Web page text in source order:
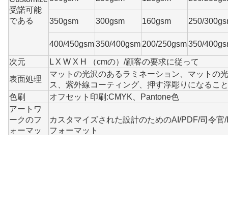
受諾可能
である
350gsm 300gsm 160gsm 250/
400/450gsm350/400gsm 200/250gsm350/
次元
L X W X H （cmの）/顧客の要求に従って
表面処理
マットの光沢のあるラミネーション、マットの
ス、紫外線コーティング、押す浮彫りになるこ
色刷
オフセット印刷:CMYK、Pantone色
アートワ
ークのフ
ォーマッ
カスタマイズされた設計のためのAI/PDF/司令官
フォーマット